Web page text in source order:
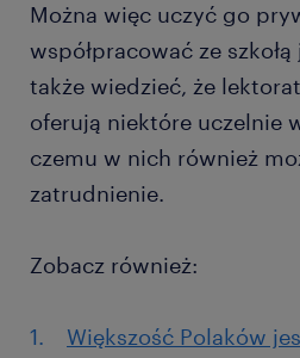
Można więc uczyć go
współpracować ze
także wiedzieć, że
oferują niektóre uczelnie
czemu w nich również
zatrudnienie.
Zobacz również:
Większość Polaków